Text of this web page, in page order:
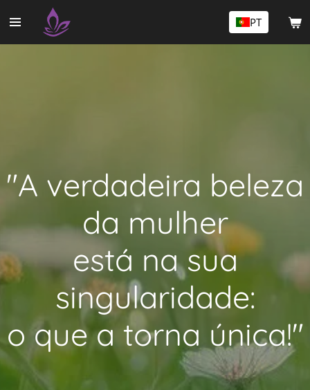
para
o
PT
"A verdadeira beleza
da mulher
está na sua
singularidade:
o que a torna única!"